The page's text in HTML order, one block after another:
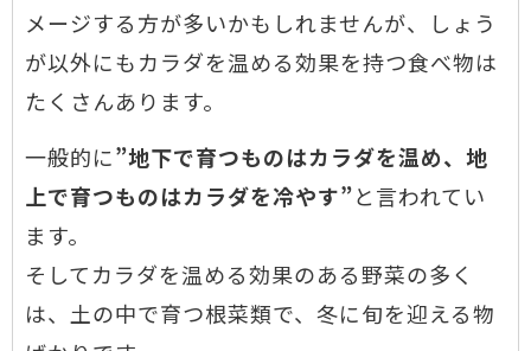
メージする方が多いかもしれませんが、しょう
が以外にもカラダを温める効果を持つ食べ物は
たくさんあります。
一般的に”地下で育つものはカラダを温め、地
上で育つものはカラダを冷やす”と言われてい
ます。
そしてカラダを温める効果のある野菜の多く
は、土の中で育つ根菜類で、冬に旬を迎える物